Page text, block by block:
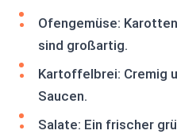
Ofengemüse:
sind großartig.
Kartoffelbrei: Cremig
Saucen.
Salate: Ein frischer